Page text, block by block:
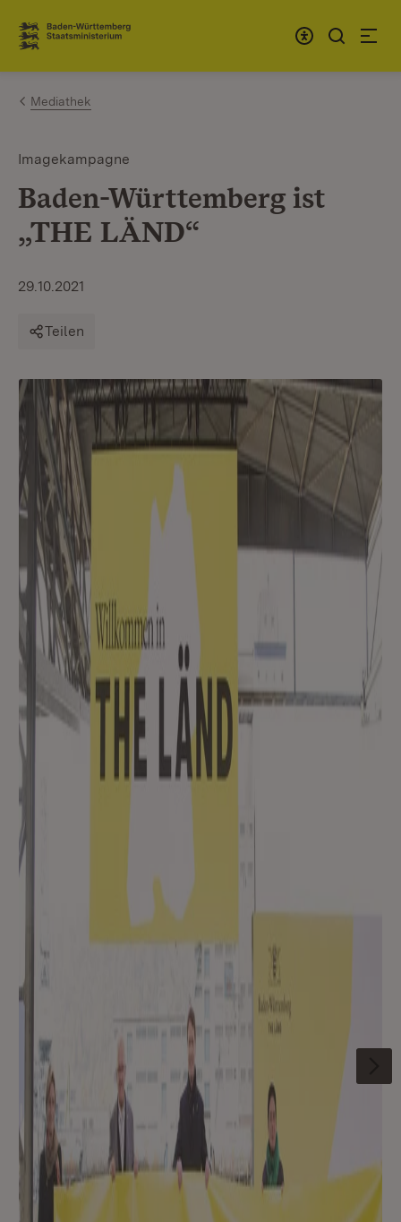
Zum Inhalt springen
Link zur Startseite
Mediathek
Imagekampagne
Baden-Württemberg ist
„THE LÄND“
29.10.2021
Teilen